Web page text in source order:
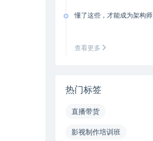
懂了这些，才能成为架构师
查看更多
热门标签
直播带货
影视制作培训班